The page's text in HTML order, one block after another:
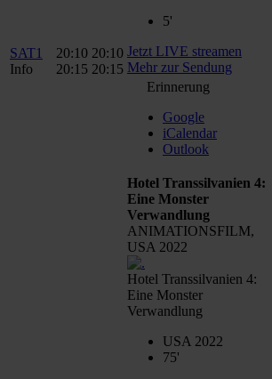
SAT1
Info
20:10
20:15
20:10
20:15
5'
Jetzt LIVE streamen
Mehr zur Sendung
Erinnerung
Google
iCalendar
Outlook
Hotel Transsilvanien 4:
Eine Monster
Verwandlung
ANIMATIONSFILM,
USA 2022
Hotel Transsilvanien 4:
Eine Monster
Verwandlung
USA 2022
75'